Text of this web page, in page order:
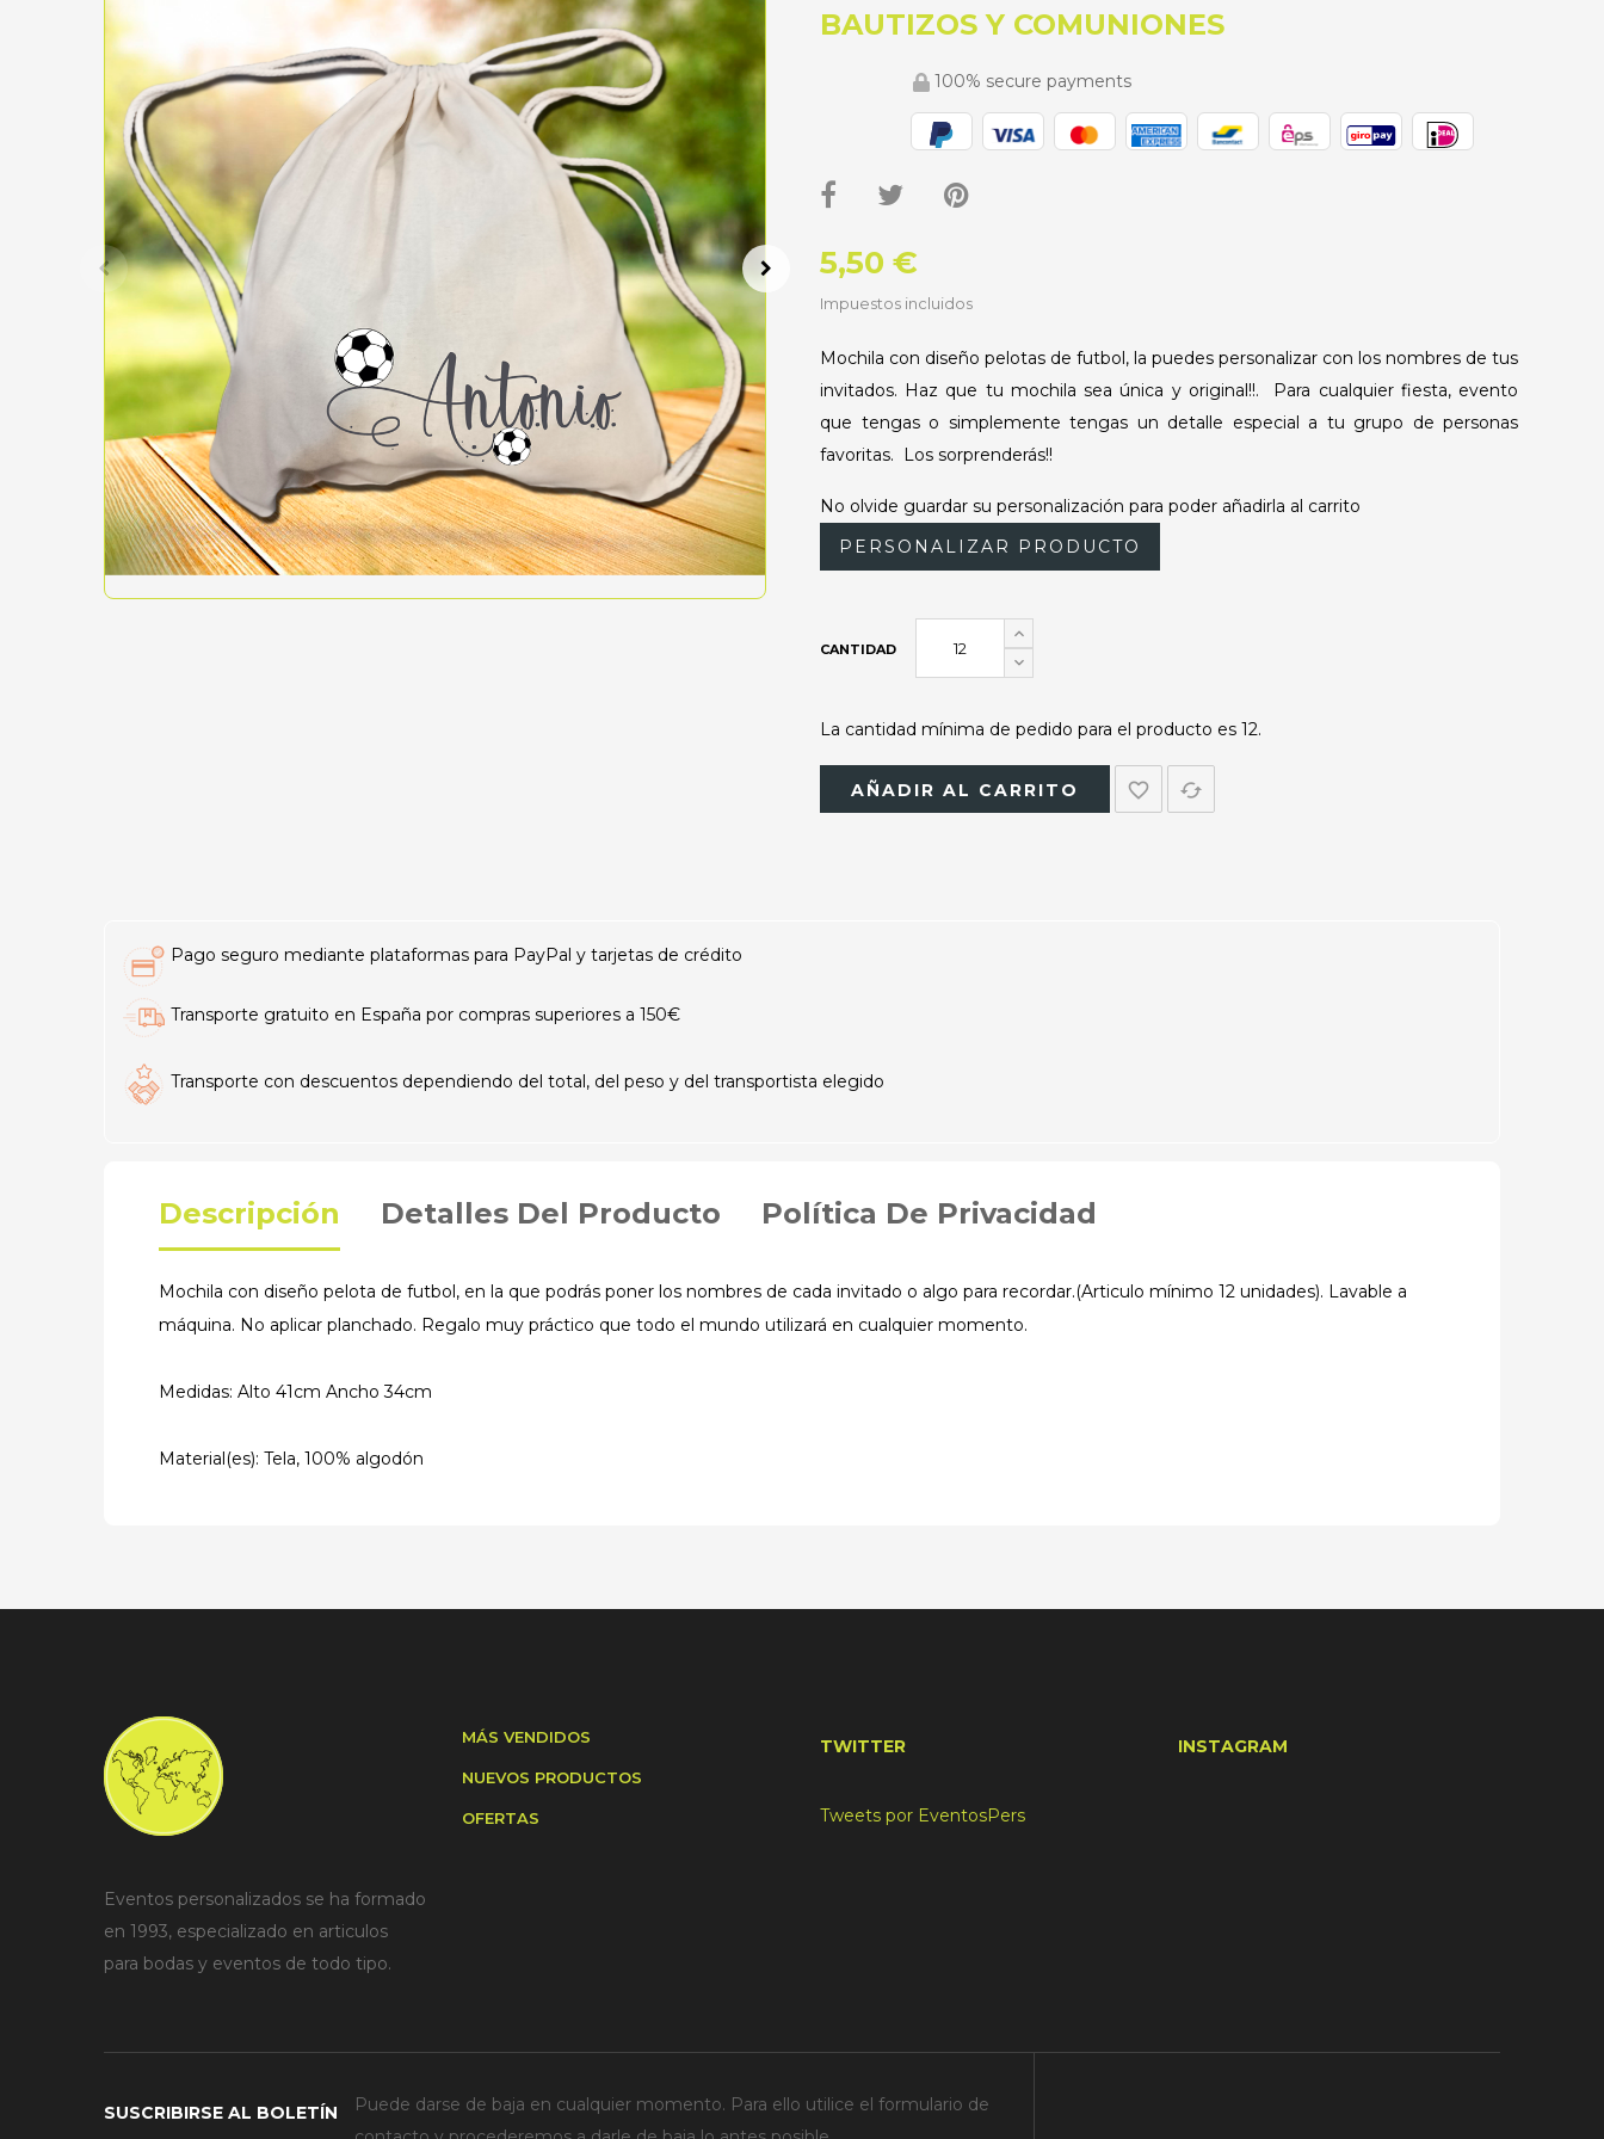
BAUTIZOS Y COMUNIONES
100% secure payments
5,50 €
Impuestos incluidos
Mochila con diseño pelotas de futbol, la puedes personalizar con los nombres de tus
invitados. Haz que tu mochila sea única y original!!. Para cualquier fiesta, evento
que tengas o simplemente tengas un detalle especial a tu grupo de personas
favoritas. Los sorprenderás!!
No olvide guardar su personalización para poder añadirla al carrito
PERSONALIZAR PRODUCTO
CANTIDAD
La cantidad mínima de pedido para el producto es 12.
AÑADIR AL CARRITO favorite_border cached
Pago seguro mediante plataformas para PayPal y tarjetas de crédito
Transporte gratuito en España por compras superiores a 150€
Transporte con descuentos dependiendo del total, del peso y del transportista elegido
Descripción Detalles Del Producto Política De Privacidad
Mochila con diseño pelota de futbol, en la que podrás poner los nombres de cada invitado o algo para recordar.(Articulo mínimo 12 unidades). Lavable a
máquina. No aplicar planchado. Regalo muy práctico que todo el mundo utilizará en cualquier momento.
Medidas: Alto 41cm Ancho 34cm
Material(es): Tela, 100% algodón
Eventos personalizados se ha formado
en 1993, especializado en articulos
para bodas y eventos de todo tipo.
MÁS VENDIDOS
NUEVOS PRODUCTOS
OFERTAS
TWITTER
Tweets por EventosPers
INSTAGRAM
SUSCRIBIRSE AL BOLETÍN
Puede darse de baja en cualquier momento. Para ello utilice el formulario de